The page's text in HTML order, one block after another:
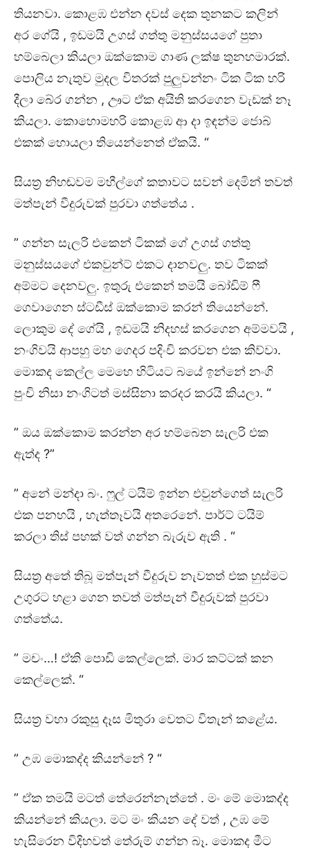
තියනවා. කොළඹ එන්න දවස් දෙක තුනකට කලින්
අර ගේයි , ඉඩමයි උගස් ගත්තු මනුස්සයගේ පුතා
හම්බෙලා කියලා ඔක්කොම ගාණ ලක්ෂ තුනහමාරක්.
පොලිය නැතුව මුදල විතරක් පුලුවන්නං ටික ටික හරි
දීලා බේර ගන්න , ඌට ඒක අයිති කරගෙන වැඩක් නෑ
කියලා. කොහොමහරි කොළඹ ආ දා ඉඳන්ම ජොබ්
එකක් හොයලා තියෙන්නෙත් ඒකයි. “
සියත්‍ර නිහඬවම මහීල්ගේ කතාවට සවන් දෙමින් තවත්
මත්පැන් වීදුරුවක් පුරවා ගත්තේය .
” ගන්න සැලරි එකෙන් ටිකක් ගේ උගස් ගත්තු
මනුස්සයගේ එකවුන්ට් එකට දානවලු. තව ටිකක්
අම්මට දෙනවලු. ඉතුරු එකෙන් තමයි බෝඩිම් ෆී
ගෙවාගෙන ස්ටඩීස් ඔක්කොම කරන් තියෙන්නේ.
ලොකුම දේ ගේයි , ඉඩමයි නිදහස් කරගෙන අම්මවයි ,
නංගිවයි ආපහු මහ ගෙදර පදිංචි කරවන එක කිව්වා.
මොකද කෙල්ල මෙහෙ හිටියට බයේ ඉන්නේ නංගි
පුංචි නිසා නංගිටත් මස්සිනා කරදර කරයි කියලා. “
” ඔය ඔක්කොම කරන්න අර හම්බෙන සැලරි එක
ඇත්ද ?”
” අනේ මන්දා බං. ෆුල් ටයිම් ඉන්න එවුන්ගෙත් සැලරි
එක පනහයි , හැත්තෑවයි අතරෙනේ. පාර්ට් ටයිම්
කරලා තිස් පහක් වත් ගන්න බැරුව ඇති . “
සියත්‍ර අතේ තිබූ මත්පැන් වීදුරුව නැවතත් එක හුස්මට
උගුරට හළා ගෙන තවත් මත්පැන් වීදුරුවක් පුරවා
ගත්තේය.
” මචං…! ඒකි පොඩි කෙල්ලෙක්. මාර කට්ටක් කන
කෙල්ලෙක්. “
සියත්‍ර වහා රකුසු දෑස මිතුරා වෙතට විතැන් කළේය.
” උඹ මොකද්ද කියන්නේ ? “
” ඒක තමයි මටත් තේරෙන්නැත්තේ . මං මේ මොකද්ද
කියන්නේ කියලා. මට මං කියන දේ වත් , උඹ මේ
හැසිරෙන විදිහවත් තේරුම් ගන්න බෑ. මොකද මීට